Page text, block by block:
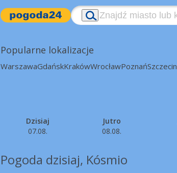
Popularne lokalizacje
WarszawaGdańskKrakówWrocławPoznańSzczecin
Dzisiaj
07.08.
Jutro
08.08.
Pogoda dzisiaj, Kósmio